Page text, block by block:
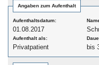
Angaben zum Aufenthalt
Aufenthaltsdatum:
01.08.2017
Aufenthalt als:
Privatpatient bis